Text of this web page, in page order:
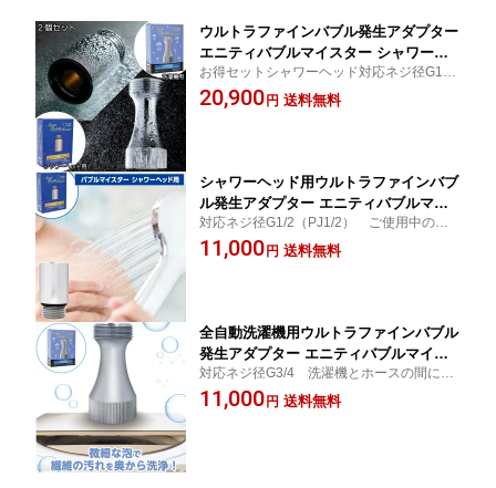
ウルトラファインバブル発生アダプター
エニティバブルマイスター シャワーヘ
ッド・洗濯機用セット(Anyti Bubble Me
ister)
お得セットシャワーヘッド対応ネジ径G1/2
（PJ1/2） 洗濯機対応ネジ径G3/4
20,900円 送料無料
シャワーヘッド用ウルトラファインバブ
ル発生アダプター エニティバブルマイ
スター(Anyti Bubble Meister)
対応ネジ径G1/2（PJ1/2） ご使用中のシ
ャワーヘッドに取り付けるだけ
11,000円 送料無料
全自動洗濯機用ウルトラファインバブル
発生アダプター エニティバブルマイス
ター(Anyti Bubble Meister)
対応ネジ径G3/4 洗濯機とホースの間に取
り付けるだけ
11,000円 送料無料